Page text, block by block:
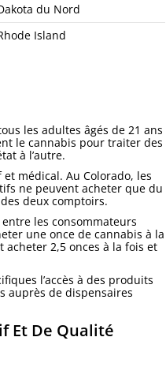
du Nord
Island
les adultes âgés de 21 ans
le cannabis pour traiter des
à l’autre.
médical. Au Colorado, les
ne peuvent acheter que du
deux comptoirs.
les consommateurs
une once de cannabis à la
2,5 onces à la fois et
l’accès à des produits
auprès de dispensaires
Et De Qualité